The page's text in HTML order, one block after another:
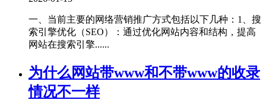
一、当前主要的网络营销推广方式包括以下几种‌：1、‌搜
索引擎优化（SEO）‌：通过优化网站内容和结构，提高
网站在搜索引擎......
为什么网站带www和不带www的收录
情况不一样